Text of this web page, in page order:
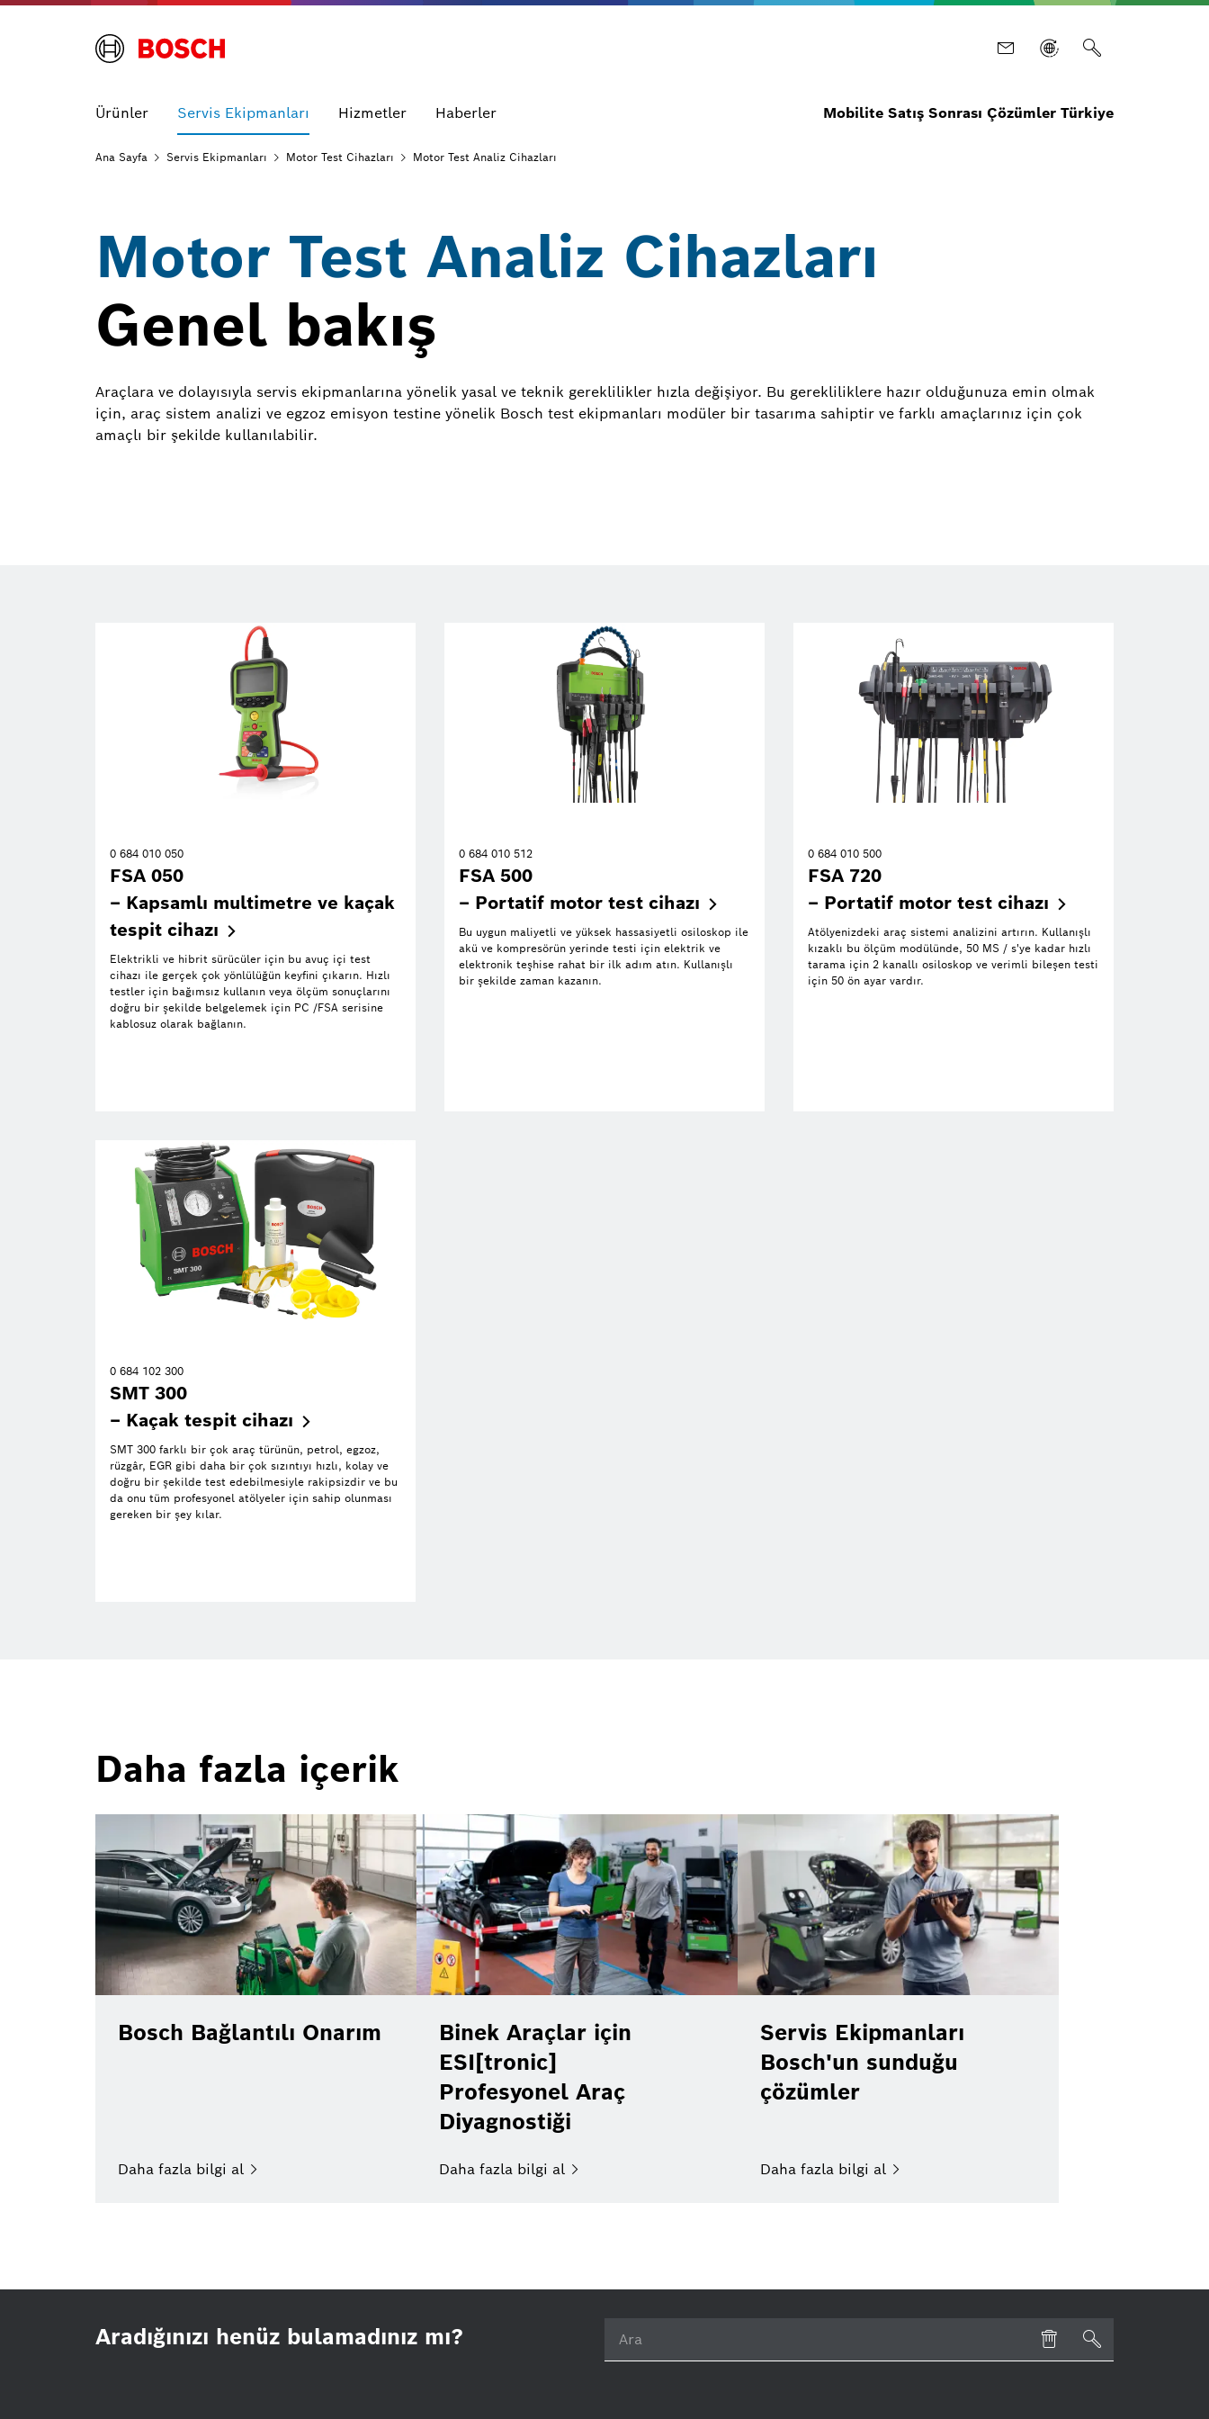
Ürünler Servis Ekipmanları Hizmetler Haberler Mobilite Satış Sonrası Çözümler Türkiye
Ana Sayfa Servis Ekipmanları Motor Test Cihazları Motor Test Analiz Cihazları
Motor Test Analiz Cihazları
Genel bakış
Araçlara ve dolayısıyla servis ekipmanlarına yönelik yasal ve teknik gereklilikler hızla değişiyor. Bu gerekliliklere hazır olduğunuza emin olmak
için, araç sistem analizi ve egzoz emisyon testine yönelik Bosch test ekipmanları modüler bir tasarıma sahiptir ve farklı amaçlarınız için çok
amaçlı bir şekilde kullanılabilir.
0 684 010 050
FSA 050
– Kapsamlı multimetre ve kaçak
tespit cihazı
Elektrikli ve hibrit sürücüler için bu avuç içi test
cihazı ile gerçek çok yönlülüğün keyfini çıkarın. Hızlı
testler için bağımsız kullanın veya ölçüm sonuçlarını
doğru bir şekilde belgelemek için PC /FSA serisine
kablosuz olarak bağlanın.
0 684 010 512
FSA 500
– Portatif motor test cihazı
Bu uygun maliyetli ve yüksek hassasiyetli osiloskop ile
akü ve kompresörün yerinde testi için elektrik ve
elektronik teşhise rahat bir ilk adım atın. Kullanışlı
bir şekilde zaman kazanın.
0 684 010 500
FSA 720
– Portatif motor test cihazı
Atölyenizdeki araç sistemi analizini artırın. Kullanışlı
kızaklı bu ölçüm modülünde, 50 MS / s'ye kadar hızlı
tarama için 2 kanallı osiloskop ve verimli bileşen testi
için 50 ön ayar vardır.
0 684 102 300
SMT 300
– Kaçak tespit cihazı
SMT 300 farklı bir çok araç türünün, petrol, egzoz,
rüzgâr, EGR gibi daha bir çok sızıntıyı hızlı, kolay ve
doğru bir şekilde test edebilmesiyle rakipsizdir ve bu
da onu tüm profesyonel atölyeler için sahip olunması
gereken bir şey kılar.
Daha fazla içerik
Bosch Bağlantılı Onarım
Daha fazla bilgi al
Binek Araçlar için
ESI[tronic]
Profesyonel Araç
Diyagnostiği
Daha fazla bilgi al
Servis Ekipmanları
Bosch'un sunduğu
çözümler
Daha fazla bilgi al
Aradığınızı henüz bulamadınız mı?